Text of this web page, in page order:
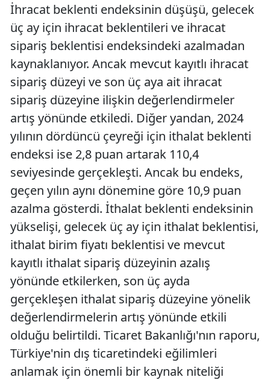
İhracat beklenti endeksinin düşüşü, gelecek
üç ay için ihracat beklentileri ve ihracat
sipariş beklentisi endeksindeki azalmadan
kaynaklanıyor. Ancak mevcut kayıtlı ihracat
sipariş düzeyi ve son üç aya ait ihracat
sipariş düzeyine ilişkin değerlendirmeler
artış yönünde etkiledi. Diğer yandan, 2024
yılının dördüncü çeyreği için ithalat beklenti
endeksi ise 2,8 puan artarak 110,4
seviyesinde gerçekleşti. Ancak bu endeks,
geçen yılın aynı dönemine göre 10,9 puan
azalma gösterdi. İthalat beklenti endeksinin
yükselişi, gelecek üç ay için ithalat beklentisi,
ithalat birim fiyatı beklentisi ve mevcut
kayıtlı ithalat sipariş düzeyinin azalış
yönünde etkilerken, son üç ayda
gerçekleşen ithalat sipariş düzeyine yönelik
değerlendirmelerin artış yönünde etkili
olduğu belirtildi. Ticaret Bakanlığı'nın raporu,
Türkiye'nin dış ticaretindeki eğilimleri
anlamak için önemli bir kaynak niteliği